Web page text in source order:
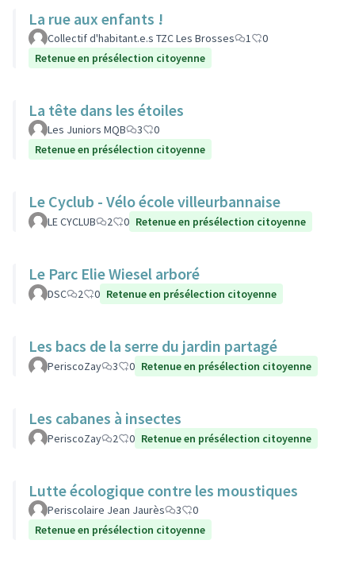
La rue aux enfants !
Collectif d'habitant.e.s TZC Les Brosses 1
0
Retenue en présélection citoyenne
La tête dans les étoiles
Les Juniors MQB 3
0
Retenue en présélection citoyenne
Le Cyclub - Vélo école villeurbannaise
LE CYCLUB 2 0 Retenue en présélection citoyenne
Le Parc Elie Wiesel arboré
DSC 2 0 Retenue en présélection citoyenne
Les bacs de la serre du jardin partagé
PeriscoZay 3 0 Retenue en présélection citoyenne
Les cabanes à insectes
PeriscoZay 2 0 Retenue en présélection citoyenne
Lutte écologique contre les moustiques
Periscolaire Jean Jaurès 3
0
Retenue en présélection citoyenne